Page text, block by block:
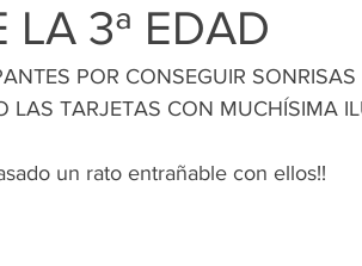
LA 3ª EDAD
POR CONSEGUIR
LAS TARJETAS CON MUCHÍSIMA
un rato entrañable con ellos!!